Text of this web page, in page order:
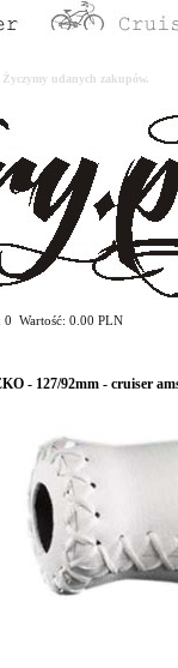
udanych zakupów.
0 Wartość: 0.00 PLN
- 127/92mm - cruiser